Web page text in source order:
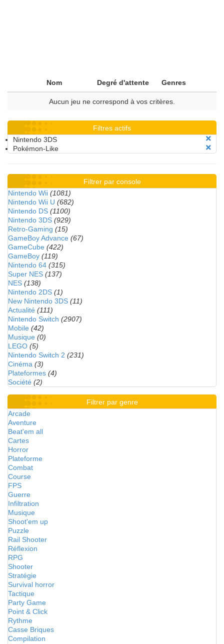
Nom Degré d'attente Genres
Aucun jeu ne correspond à vos critères.
Filtres actifs
Nintendo 3DS
Pokémon-Like
Filtrer par console
Nintendo Wii (1081)
Nintendo Wii U (682)
Nintendo DS (1100)
Nintendo 3DS (929)
Retro-Gaming (15)
GameBoy Advance (67)
GameCube (422)
GameBoy (119)
Nintendo 64 (315)
Super NES (137)
NES (138)
Nintendo 2DS (1)
New Nintendo 3DS (11)
Actualité (111)
Nintendo Switch (2907)
Mobile (42)
Musique (0)
LEGO (5)
Nintendo Switch 2 (231)
Cinéma (3)
Plateformes (4)
Société (2)
Filtrer par genre
Arcade
Aventure
Beat'em all
Cartes
Horror
Plateforme
Combat
Course
FPS
Guerre
Infiltration
Musique
Shoot'em up
Puzzle
Rail Shooter
Réflexion
RPG
Shooter
Stratégie
Survival horror
Tactique
Party Game
Point & Click
Rythme
Casse Briques
Compilation